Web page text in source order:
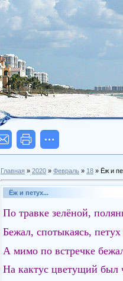
Главная » 2020 » Февраль » 18 » Ёж и
Ёж и петух...
По травке зелёной,
Бежал, спотыкаясь,
А мимо по встречке
На кактус цветущий был